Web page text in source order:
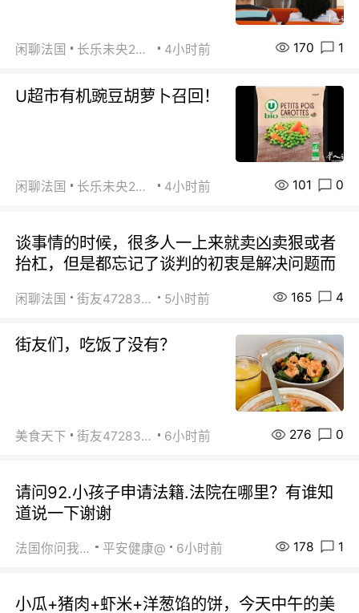
闲聊法国 长乐未央2015 4小时前 170 1
U超市有机豌豆胡萝卜召回！
闲聊法国 长乐未央2015 4小时前 101 0
谈事情的时候，很多人一上来就卖凶卖狠或者
抬杠，但是都忘记了谈判的初衷是解决问题而
闲聊法国 街友472838572 5小时前 165 4
街友们，吃饭了没有？
美食天下 街友472838572 6小时前 276 0
请问92.小孩子申请法籍.法院在哪里？有谁知
道说一下谢谢
法国你问我答 平安健康@ 6小时前 178 1
小瓜+猪肉+虾米+洋葱馅的饼，今天中午的美